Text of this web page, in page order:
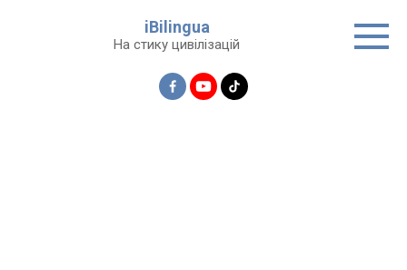
iBilingua
На стику цивілізацій